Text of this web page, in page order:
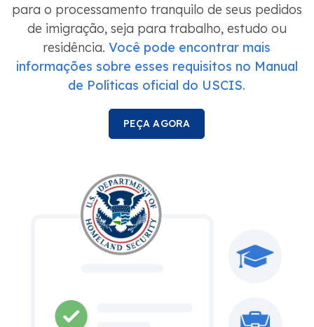
para o processamento tranquilo de seus pedidos
de imigração, seja para trabalho, estudo ou
residência. Você pode encontrar mais
informações sobre esses requisitos no Manual
de Políticas oficial do USCIS.
PEÇA AGORA